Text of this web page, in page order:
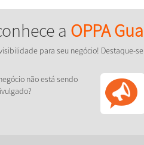
a OPPA
para seu negócio! Destaque-se
não está sendo